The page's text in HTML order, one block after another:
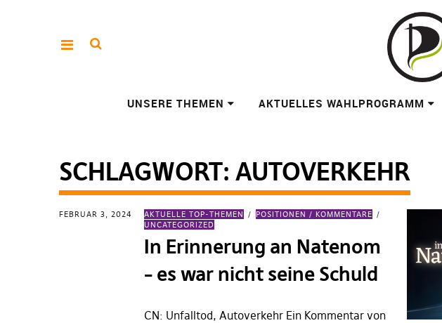
UNSERE THEMEN AKTUELLES WAHLPROGRAMM
SCHLAGWORT: AUTOVERKEHR
FEBRUAR 3, 2024 AKTUELLE TOP-THEMEN
POSITIONEN / KOMMENTARE
UNCATEGORIZED
In Erinnerung an Natenom
– es war nicht seine Schuld
CN: Unfalltod, Autoverkehr Ein Kommentar von